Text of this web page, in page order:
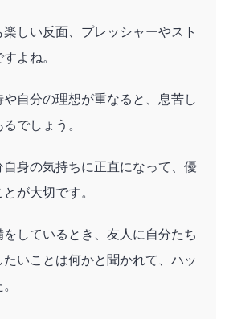
しい反面、プレッシャーやスト
よね。
自分の理想が重なると、息苦し
でしょう。
自身の気持ちに正直になって、優
が大切です。
しているとき、友人に自分たち
いことは何かと聞かれて、ハッ